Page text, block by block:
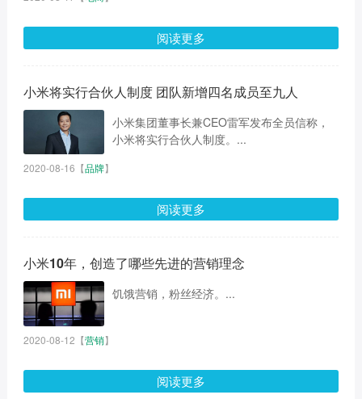
阅读更多
小米将实行合伙人制度 团队新增四名成员至九人
小米集团董事长兼CEO雷军发布全员信称，
小米将实行合伙人制度。...
2020-08-16 【品牌】
阅读更多
小米10年，创造了哪些先进的营销理念
饥饿营销，粉丝经济。...
2020-08-12 【营销】
阅读更多